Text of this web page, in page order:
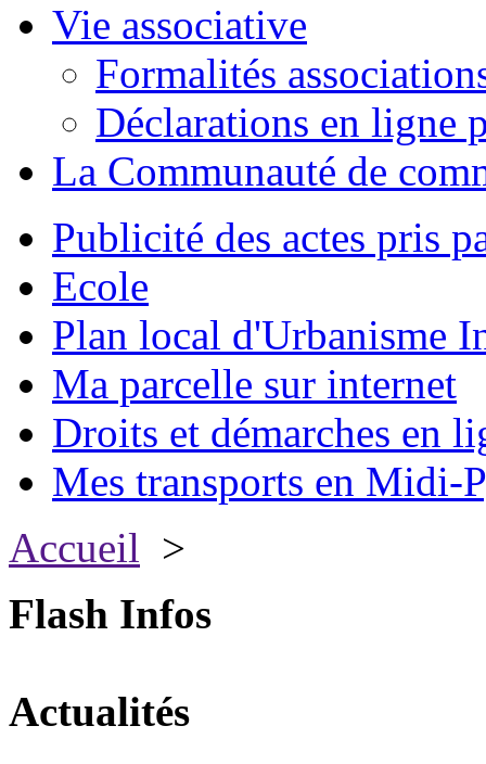
Vie associative
Formalités
Déclarations en ligne
La Communauté de
Publicité des actes pris
Ecole
Plan local d'Urbanisme
Ma parcelle sur internet
Droits et démarches en
Mes transports en Midi-
Accueil >
Flash Infos
Actualités